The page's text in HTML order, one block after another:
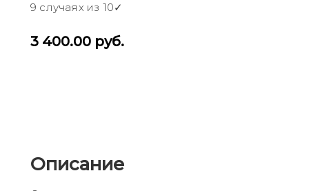
9 случаях из 10✓
3 400.00 руб.
Описание